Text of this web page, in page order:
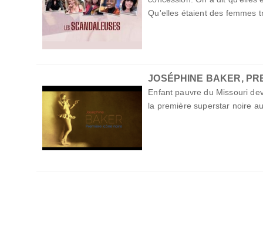
Qu'elles étaient des femmes
JOSÉPHINE BAKER,
Enfant pauvre du Missouri
la première superstar noire